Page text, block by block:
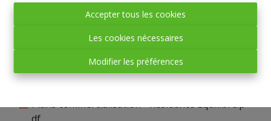
Accepter tous les cookies
Les cookies nécessaires
Modifier les préférences
Documents
Plans commercialisation - Résidence Equilibre.p